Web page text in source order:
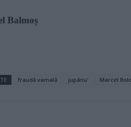
Balmoș
fraudă vamală jupânu' Marcel